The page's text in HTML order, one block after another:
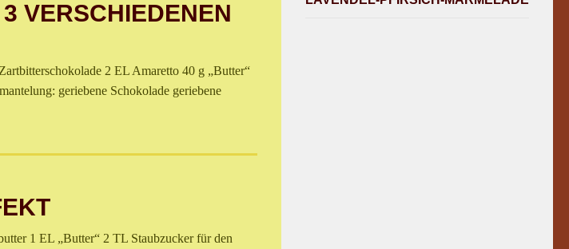
VERSCHIEDENEN
2 EL Amaretto 40 g „Butter“
geriebene Schokolade geriebene
1 EL „Butter“ 2 TL Staubzucker für den